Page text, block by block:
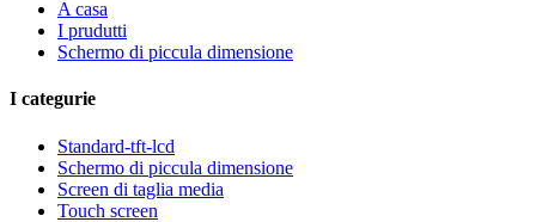
A casa
I prudutti
Schermo di piccula dimensione
I categurie
Standard-tft-lcd
Schermo di piccula dimensione
Screen di taglia media
Touch screen